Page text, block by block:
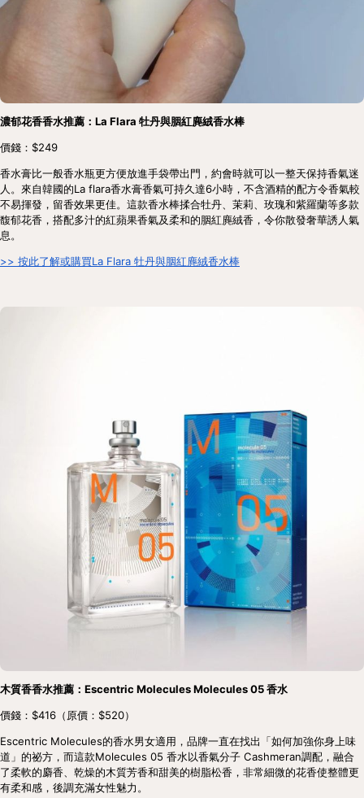
濃郁花香香水推薦：La Flara 牡丹與胭紅麂絨香水棒
價錢：$249
香水膏比一般香水瓶更方便放進手袋帶出門，約會時就可以一整天保持香氣迷
人。來自韓國的La flara香水膏香氣可持久達6小時，不含酒精的配方令香氣較
不易揮發，留香效果更佳。這款香水棒揉合牡丹、茉莉、玫瑰和紫羅蘭等多款
馥郁花香，搭配多汁的紅蘋果香氣及柔和的胭紅麂絨香，令你散發奢華誘人氣
息。
>> 按此了解或購買La Flara 牡丹與胭紅麂絨香水棒
木質香香水推薦：Escentric Molecules Molecules 05 香水
價錢：$416（原價：$520）
Escentric Molecules的香水男女適用，品牌一直在找出「如何加強你身上味
道」的祕方，而這款Molecules 05 香水以香氣分子 Cashmeran調配，融合
了柔軟的麝香、乾燥的木質芳香和甜美的樹脂松香，非常細微的花香使整體更
有柔和感，後調充滿女性魅力。